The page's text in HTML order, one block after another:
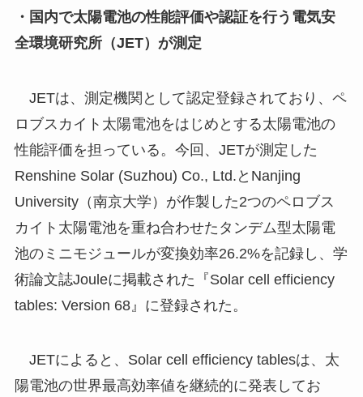
・国内で太陽電池の性能評価や認証を行う電気安
全環境研究所（JET）が測定
JETは、測定機関として認定登録されており、ペ
ロブスカイト太陽電池をはじめとする太陽電池の
性能評価を担っている。今回、JETが測定した
Renshine Solar (Suzhou) Co., Ltd.とNanjing
University（南京大学）が作製した2つのペロブス
カイト太陽電池を重ね合わせたタンデム型太陽電
池のミニモジュールが変換効率26.2%を記録し、学
術論文誌Jouleに掲載された『Solar cell efficiency
tables: Version 68』に登録された。
JETによると、Solar cell efficiency tablesは、太
陽電池の世界最高効率値を継続的に発表してお